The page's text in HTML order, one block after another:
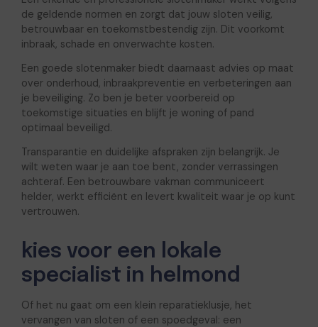
de geldende normen en zorgt dat jouw sloten veilig,
betrouwbaar en toekomstbestendig zijn. Dit voorkomt
inbraak, schade en onverwachte kosten.
Een goede slotenmaker biedt daarnaast advies op maat
over onderhoud, inbraakpreventie en verbeteringen aan
je beveiliging. Zo ben je beter voorbereid op
toekomstige situaties en blijft je woning of pand
optimaal beveiligd.
Transparantie en duidelijke afspraken zijn belangrijk. Je
wilt weten waar je aan toe bent, zonder verrassingen
achteraf. Een betrouwbare vakman communiceert
helder, werkt efficiënt en levert kwaliteit waar je op kunt
vertrouwen.
kies voor een lokale
specialist in helmond
Of het nu gaat om een klein reparatieklusje, het
vervangen van sloten of een spoedgeval: een